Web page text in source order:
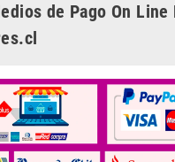
de Pago On